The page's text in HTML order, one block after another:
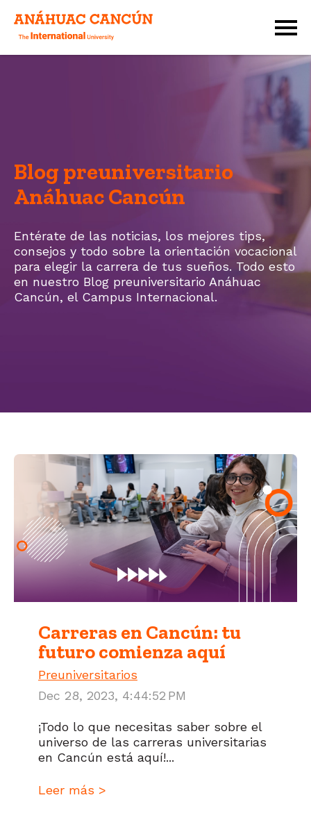
Blog preuniversitario
Anáhuac Cancún
Entérate de las noticias, los mejores tips,
consejos y todo sobre la orientación vocacional
para elegir la carrera de tus sueños. Todo esto
en nuestro Blog preuniversitario Anáhuac
Cancún, el Campus Internacional.
Carreras en Cancún: tu
futuro comienza aquí
Preuniversitarios
Dec 28, 2023, 4:44:52 PM
¡Todo lo que necesitas saber sobre el
universo de las carreras universitarias
en Cancún está aquí!...
Leer más >